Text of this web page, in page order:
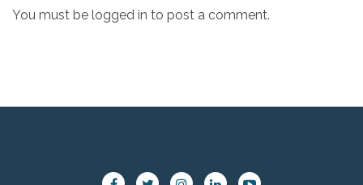
You must be logged in to post a comment.